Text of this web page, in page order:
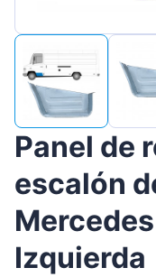
Panel de
escalón
Izquierda